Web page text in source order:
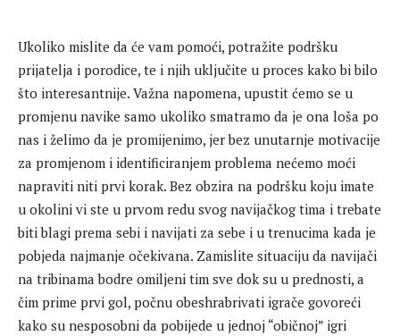
Ukoliko mislite da će vam pomoći, potražite podršku
prijatelja i porodice, te i njih uključite u proces kako bi bilo
što interesantnije. Važna napomena, upustit ćemo se u
promjenu navike samo ukoliko smatramo da je ona loša po
nas i želimo da je promijenimo, jer bez unutarnje motivacije
za promjenom i identificiranjem problema nećemo moći
napraviti niti prvi korak. Bez obzira na podršku koju imate
u okolini vi ste u prvom redu svog navijačkog tima i trebate
biti blagi prema sebi i navijati za sebe i u trenucima kada je
pobjeda najmanje očekivana. Zamislite situaciju da navijači
na tribinama bodre omiljeni tim sve dok su u prednosti, a
čim prime prvi gol, počnu obeshrabrivati igrače govoreći
kako su nesposobni da pobijede u jednoj “običnoj” igri